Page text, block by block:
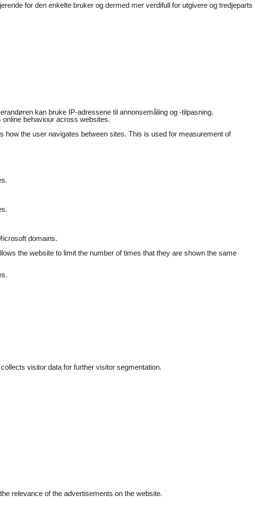
for den enkelte bruker og dermed mer verdifull for utgivere og tredjeparts
kan bruke IP-adressene til annonsemåling og -tilpasning.
behaviour across websites.
the user navigates between sites. This is used for measurement of
domains.
the website to limit the number of times that they are shown the same
visitor data for further visitor segmentation.
relevance of the advertisements on the website.